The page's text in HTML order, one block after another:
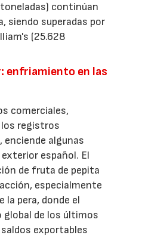
continúan
siendo superadas por
(25.628
enfriamiento en las
comerciales,
los registros
enciende algunas
español. El
de fruta de pepita
especialmente
la pera, donde el
de los últimos
exportables